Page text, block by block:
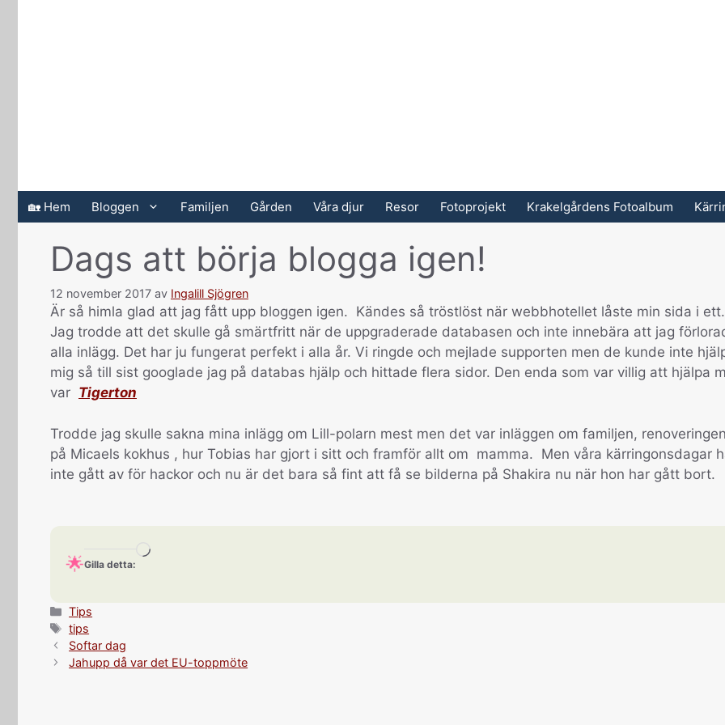
🏡 Hem Bloggen Familjen Gården Våra djur Resor Fotoprojekt Krakelgårdens Fotoalbum
Dags att börja blogga igen!
12 november 2017 av Ingalill Sjögren
Är så himla glad att jag fått upp bloggen igen. Kändes så tröstlöst när webbhotellet låste min sida i ett.
Jag trodde att det skulle gå smärtfritt när de uppgraderade databasen och inte innebära att jag
alla inlägg. Det har ju fungerat perfekt i alla år. Vi ringde och mejlade supporten men de kunde inte
mig så till sist googlade jag på databas hjälp och hittade flera sidor. Den enda som var villig att hjälpa
var Tigerton
Trodde jag skulle sakna mina inlägg om Lill-polarn mest men det var inläggen om familjen, renoveringen
på Micaels kokhus , hur Tobias har gjort i sitt och framför allt om mamma. Men våra kärringonsdagar
inte gått av för hackor och nu är det bara så fint att få se bilderna på Shakira nu när hon har gått bort.
Gilla detta:
Laddar
Kategorier
Tips
Etiketter
tips
Softar dag
Jahupp då var det EU-toppmöte